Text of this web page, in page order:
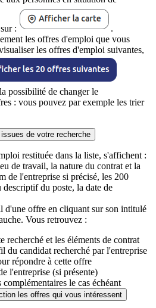
:
.
les offres d'emploi que vous
les offres d'emploi suivantes,
possibilité de changer le
: vous pouvez par exemple les trier
de votre recherche
restituée dans la liste, s'affichent :
de travail, la nature du contrat et la
de l'entreprise si précisé, les 200
descriptif du poste, la date de
d'une offre en cliquant sur son intitulé
Vous retrouvez :
recherché et les éléments de contrat
du candidat recherché par l'entreprise
répondre à cette offre
l'entreprise (si présente)
le cas échéant
les offres qui vous intéressent